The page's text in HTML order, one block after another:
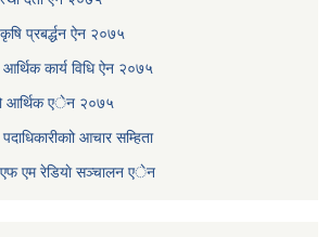
प्रबर्द्धन ऐन २०७५
आर्थिक कार्य विधि ऐन २०७५
आर्थिक एेन २०७५
आचार सम्हिता
एफ एम रेडियाे सञ्चालन एेन